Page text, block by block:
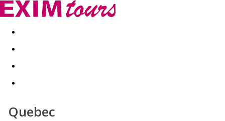
Akční nabídky Last minute
Quebec